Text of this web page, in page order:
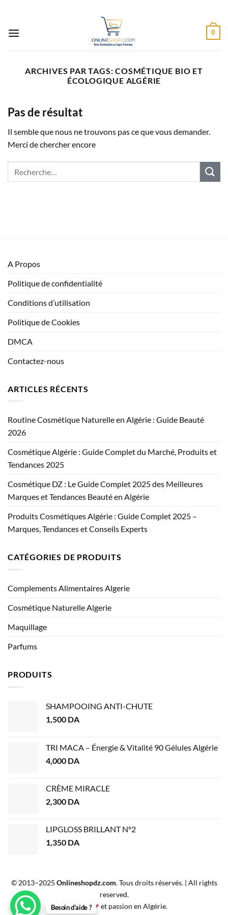
contenu
0
ARCHIVES PAR TAGS:COSMÉTIQUE BIO ET
ÉCOLOGIQUE ALGÉRIE
Pas de résultat
Il semble que nous ne trouvons pas ce que vous demander.
Merci de chercher encore
A Propos
Politique de confidentialité
Conditions d’utilisation
Politique de Cookies
DMCA
Contactez-nous
ARTICLES RÉCENTS
Routine Cosmétique Naturelle en Algérie : Guide Beauté
2026
Cosmétique Algérie : Guide Complet du Marché, Produits et
Tendances 2025
Cosmétique DZ : Le Guide Complet 2025 des Meilleures
Marques et Tendances Beauté en Algérie
Produits Cosmétiques Algérie : Guide Complet 2025 –
Marques, Tendances et Conseils Experts
CATÉGORIES DE PRODUITS
Complements Alimentaires Algerie
Cosmétique Naturelle Algerie
Maquillage
Parfums
PRODUITS
SHAMPOOING ANTI-CHUTE
1,500 DA
TRI MACA – Énergie & Vitalité 90 Gélules Algérie
4,000 DA
CRÈME MIRACLE
2,300 DA
LIPGLOSS BRILLANT N°2
1,350 DA
© 2013–2025 Onlineshopdz.com. Tous droits réservés. | All rights
reserved.
Créé avec ❤ et passion en Algérie.
Besoin d’aide ?